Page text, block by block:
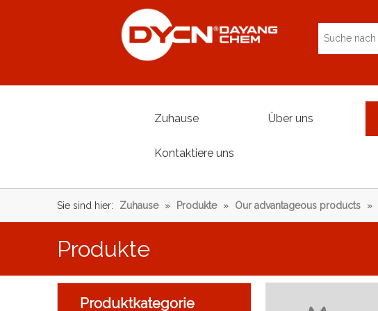
Zuhause Über uns
Kontaktiere uns
Sie sind hier: Zuhause » Produkte » Our advantageous products »
Produkte
Produktkategorie